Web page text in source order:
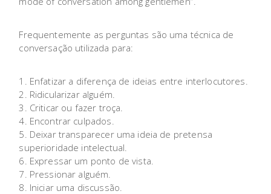
Frequentemente as perguntas são uma técnica de
conversação utilizada para:
Enfatizar a diferença de ideias entre interlocutores.
Ridicularizar alguém.
Criticar ou fazer troça.
Encontrar culpados.
Deixar transparecer uma ideia de pretensa
superioridade intelectual.
Expressar um ponto de vista.
Pressionar alguém.
Iniciar uma discussão.